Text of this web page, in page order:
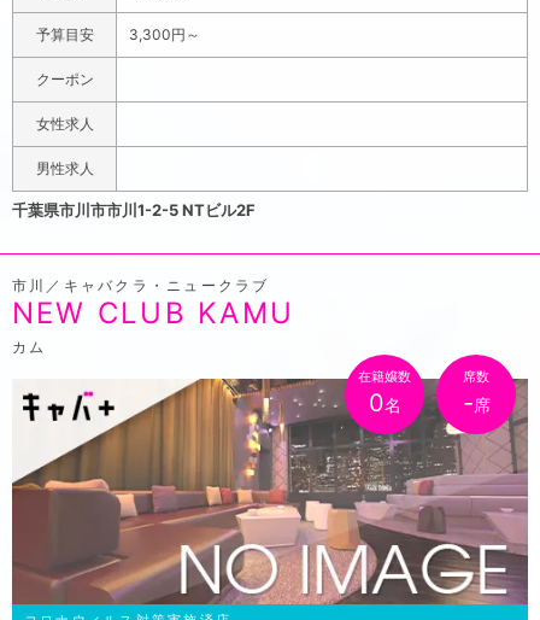
上品で色気のあるちょっとお姉さん系も在籍しています。
普通のガールズバーでは味わえないような大人のムードを
リラックスした気分で過ごすこともでき、プライベート感
を重視したい男性にもバッドガールズはおすすめです。ご
新規様は「ポケパラ見た」でお会計から1,000円引きリー
ズナブルにご案内しちゃいます！
予算目安 3,300円～
クーポン
女性求人
男性求人
千葉県市川市市川1-2-5 NTビル2F
市川／キャバクラ・ニュークラブ
NEW CLUB KAMU
カム
在籍嬢数
0名
席数
-席